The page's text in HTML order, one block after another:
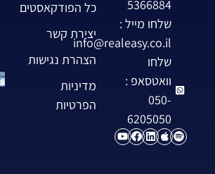
5366884
שלחו מייל :
info@realeasy.co.il
שלחו
וואטסאפ :
050-
6205050
כל הפודקאסטים
יצירת קשר
הצהרת נגישות
מדיניות
הפרטיות